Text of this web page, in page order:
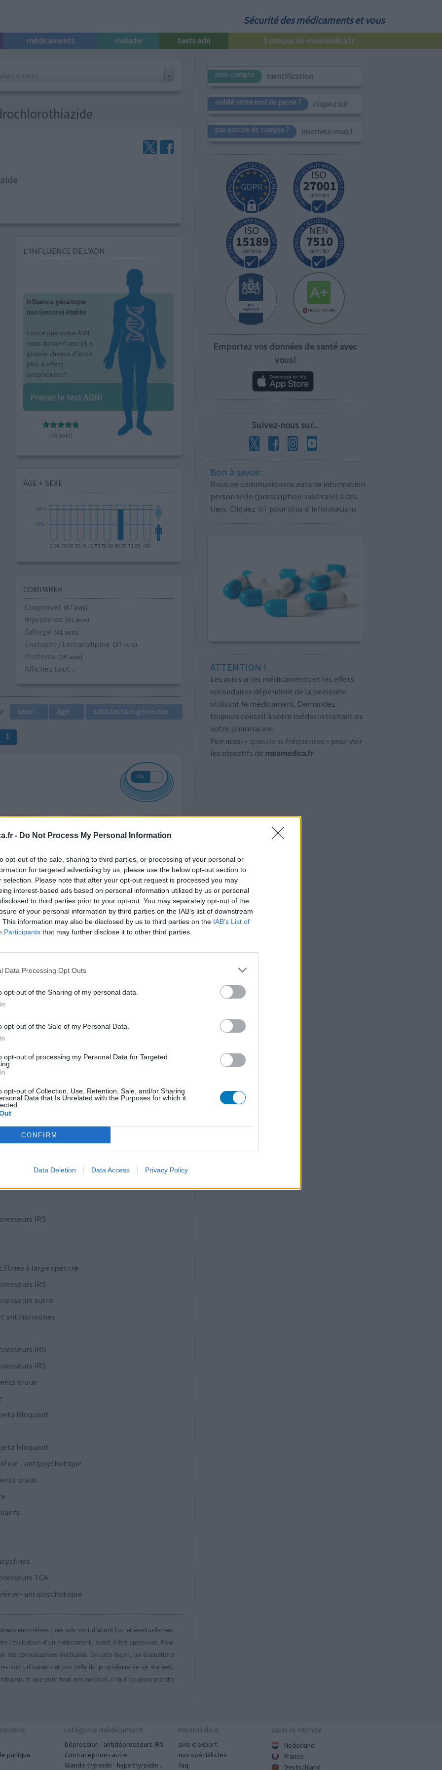
- Do Not Process My Personal Information
opt-out of the sale, sharing to third parties, or processing of your personal or
for targeted advertising by us, please use the below opt-out section to
selection. Please note that after your opt-out request is processed you may
interest-based ads based on personal information utilized by us or personal
to third parties prior to your opt-out. You may separately opt-out of the
of your personal information by third parties on the IAB’s list of downstream
This information may also be disclosed by us to third parties on the IAB’s List of
Participants that may further disclose it to other third parties.
Data Processing Opt Outs
opt-out of the Sharing of my personal data.
opt-out of the Sale of my Personal Data.
opt-out of processing my Personal Data for Targeted
opt-out of Collection, Use, Retention, Sale, and/or Sharing
Data that Is Unrelated with the Purposes for which it
CONFIRM
Data Deletion Data Access Privacy Policy
Sécurité des médicaments et vous
médicaments maladie tests adn à propos de meamedica.fr
L’INFLUENCE DE L'ADN
Influence génétique
non (encore) établie
Est-ce que votre ADN
vous donnent une plus
grande chance d'avoir
plus d'effets
secondaires?
Prenez le test ADN!
(49 avis)
ÂGE + SEXE
COMPARER
Coaprovel (87 avis)
Bipreterax (61 avis)
Exforge (41 avis)
Enalapril / Lercanidipine (37 avis)
Preterax (25 avis)
Affichez tout...
sexe âge satisfaction générale
1
Quantité effets
0 réactions
Quantité effets
cela
d'avis
IRS
autre
IRS
à large spectre
IRS
autre
antihormones
IRS
IRS
oraux
bloquant
bloquant
- antipsychotique
oraux
TCA
- antipsychotique
eux-mêmes ; ces avis sont d’abord lus, et éventuellement
l’évaluation d’un médicament, avant d’être approuvés. Pour
des connaissances médicales. De cette façon, les évaluations
aux utilisateurs et pas celle du propriétaire de ce site web.
et que pour tout avis médical, il faut toujours prendre
mon compte Identification
oublié votre mot de passe ? cliquez ici!
pas encore de compte ? inscrivez-vous !
Emportez vos données de santé avec
vous!
Suivez-nous sur...
Bon à savoir:
Nous ne communiquons aucune information
personnelle (prescription médicale) à des
tiers. Cliquez ici pour plus d'informations.
ATTENTION !
Les avis sur les médicaments et les effets
secondaires dépendent de la personne
utilisant le médicament. Demandez
toujours conseil à votre médecin traitant ou
votre pharmacien.
Voir aussi « questions fréquentes » pour voir
les objectifs de meamedica.fr.
panique
catégorie médicament
Dépression - antidépresseurs IRS
Contraception - autre
Glande thyroïde - hypothyroïdie...
meamedica
avis d’expert
nos spécialistes
faq
dans le monde
Nederland
France
Deutschland